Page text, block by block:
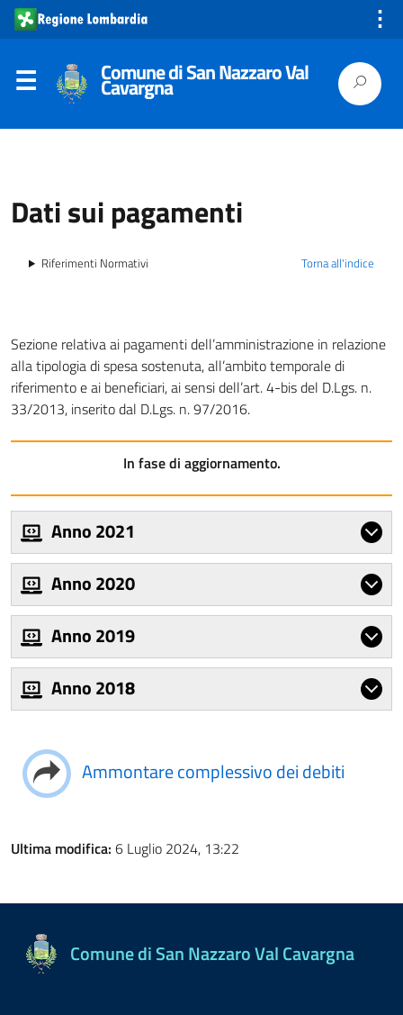
⋮
Comune di San Nazzaro Val
Cavargna
Dati sui pagamenti
Torna all'indice
Riferimenti Normativi
Sezione relativa ai pagamenti dell’amministrazione in relazione
alla tipologia di spesa sostenuta, all’ambito temporale di
riferimento e ai beneficiari, ai sensi dell’art. 4-bis del D.Lgs. n.
33/2013, inserito dal D.Lgs. n. 97/2016.
In fase di aggiornamento.
Anno 2021
Anno 2020
Anno 2019
Anno 2018
Ammontare complessivo dei debiti
Ultima modifica: 6 Luglio 2024, 13:22
Comune di San Nazzaro Val Cavargna